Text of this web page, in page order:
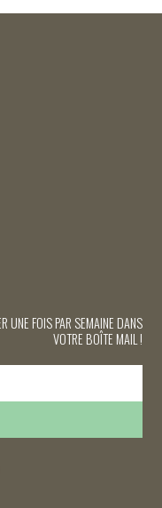
UNE FOIS PAR SEMAINE DANS
VOTRE BOÎTE MAIL !